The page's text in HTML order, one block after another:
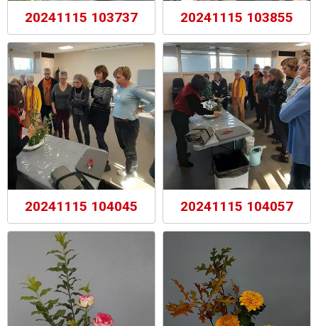
20241115 103737 20241115 103855
20241115 104045 20241115 104057